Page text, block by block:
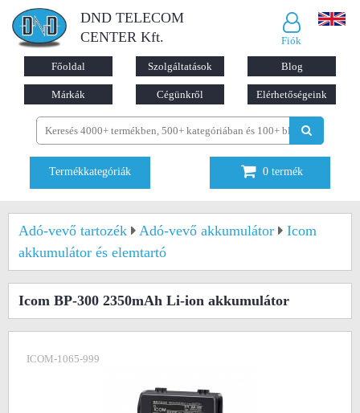
DND TELECOM
CENTER Kft.
Fiók
Főoldal Szolgáltatások Blog
Márkák Cégünkről Elérhetőségeink
Termékkategóriák 0 termék
Adó-vevő tartozék Adó-vevő akkumulátor
Icom
akkumulátor és elemtartó
Icom BP-300 2350mAh Li-ion akkumulátor
ICOM-1065-999